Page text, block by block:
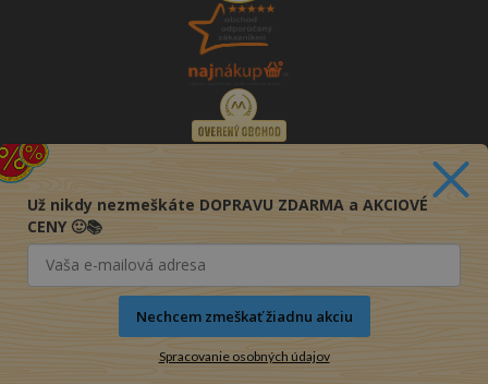
Už nikdy nezmeškáte DOPRAVU ZDARMA a AKCIOVÉ
CENY 🙂📚
Nechcem zmeškať žiadnu akciu
Spracovanie osobných údajov